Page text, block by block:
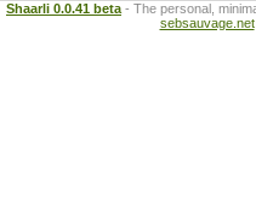
Shaarli 0.0.41 beta - The personal,
sebsauvage.net